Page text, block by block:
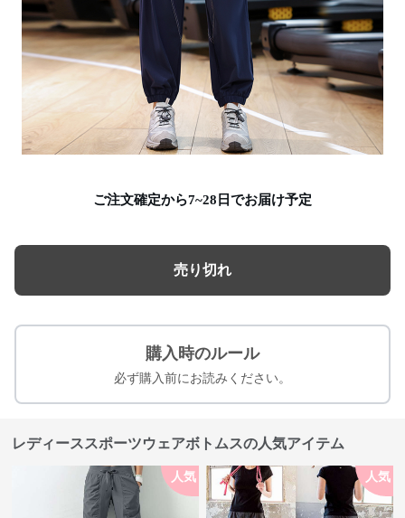
ご注文確定から7~28日でお届け予定
売り切れ
購入時のルール
必ず購入前にお読みください。
レディーススポーツウェアボトムスの人気アイテム
人気 人気